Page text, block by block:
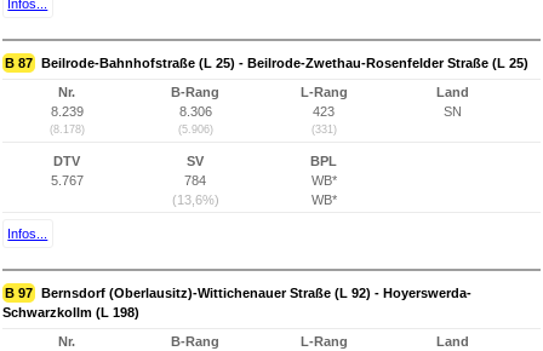
Infos...
B 87 Beilrode-Bahnhofstraße (L 25) - Beilrode-Zwethau-Rosenfelder Straße (L 25)
Nr.
8.239
(8.178)
B-Rang
8.306
(5.906)
L-Rang
423
(331)
Land
SN
DTV
5.767
SV
784
(13,6%)
BPL
WB*
WB*
Infos...
B 97 Bernsdorf (Oberlausitz)-Wittichenauer Straße (L 92) - Hoyerswerda-
Schwarzkollm (L 198)
Nr.
B-Rang
L-Rang
Land